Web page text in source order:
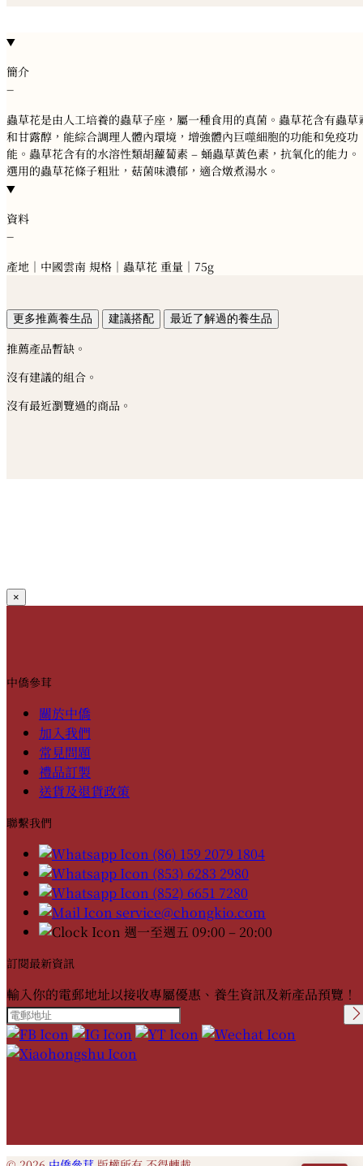
簡介
−
蟲草花是由人工培養的蟲草子座，屬一種食用的真菌。蟲草花含有蟲草
和甘露醇，能綜合調理人體內環境，增強體內巨噬細胞的功能和免疫功
能。蟲草花含有的水溶性類胡蘿蔔素 – 蛹蟲草黃色素，抗氧化的能力。
選用的蟲草花條子粗壯，菇菌味濃郁，適合燉煮湯水。
資料
−
產地｜中國雲南 規格｜蟲草花 重量｜75g
更多推薦養生品 建議搭配 最近了解過的養生品
推薦產品暫缺。
沒有建議的組合。
沒有最近瀏覽過的商品。
×
中僑參茸
關於中僑
加入我們
常見問題
禮品訂製
送貨及退貨政策
聯繫我們
(86) 159 2079 1804
(853) 6283 2980
(852) 6651 7280
service@chongkio.com
週一至週五 09:00 – 20:00
訂閱最新資訊
輸入你的電郵地址以接收專屬優惠、養生資訊及新產品預覽！
Please leave this field
empty.